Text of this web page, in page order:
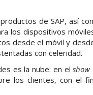
de SAP, así
los dispositivos
desde el móvil y
con celeridad.
es la nube: en elshow
los clientes, con el